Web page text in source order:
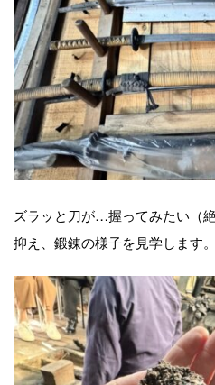
ズラッと刀が…握ってみたい（
抑え、鍛錬の様子を見学します。